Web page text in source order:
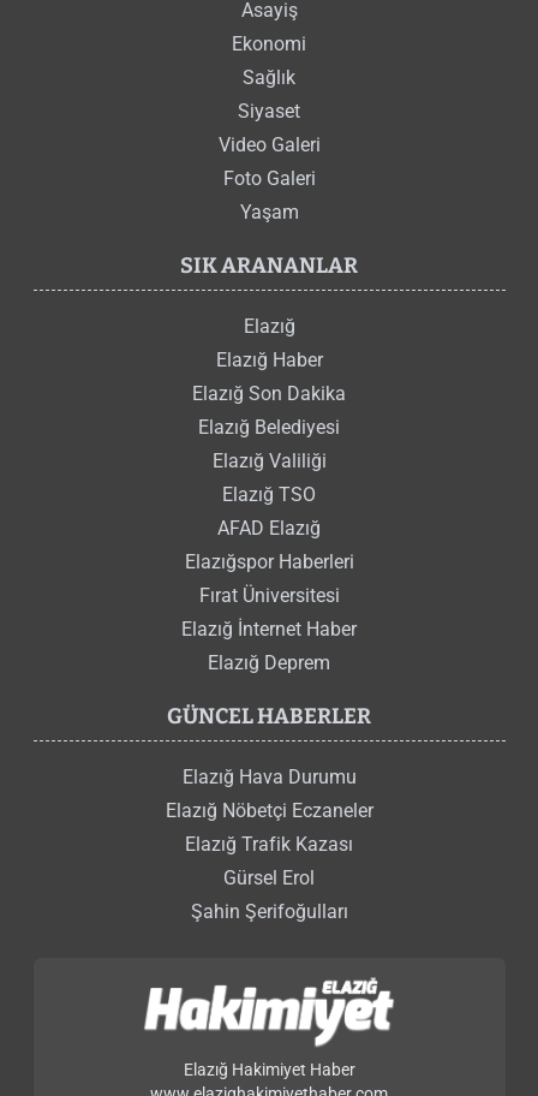
Asayiş
Ekonomi
Sağlık
Siyaset
Video Galeri
Foto Galeri
Yaşam
SIK ARANANLAR
Elazığ
Elazığ Haber
Elazığ Son Dakika
Elazığ Belediyesi
Elazığ Valiliği
Elazığ TSO
AFAD Elazığ
Elazığspor Haberleri
Fırat Üniversitesi
Elazığ İnternet Haber
Elazığ Deprem
GÜNCEL HABERLER
Elazığ Hava Durumu
Elazığ Nöbetçi Eczaneler
Elazığ Trafik Kazası
Gürsel Erol
Şahin Şerifoğulları
Elazığ Hakimiyet Haber